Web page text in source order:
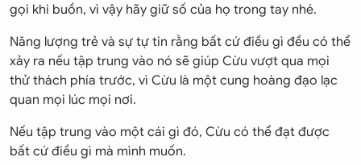
gọi khi buồn, vì vậy hãy giữ số của họ trong tay nhé.
Năng lượng trẻ và sự tự tin rằng bất cứ điều gì đều có thể
xảy ra nếu tập trung vào nó sẽ giúp Cừu vượt qua mọi
thử thách phía trước, vì Cừu là một cung hoàng đạo lạc
quan mọi lúc mọi nơi.
Nếu tập trung vào một cái gì đó, Cừu có thể đạt được
bất cứ điều gì mà mình muốn.